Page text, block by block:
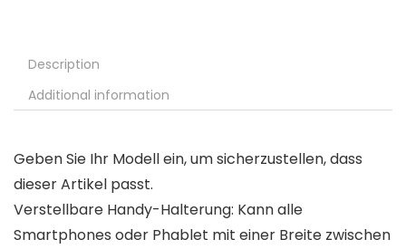
Description
Additional information
Geben Sie Ihr Modell ein, um sicherzustellen, dass
dieser Artikel passt.
Verstellbare Handy-Halterung: Kann alle
Smartphones oder Phablet mit einer Breite zwischen